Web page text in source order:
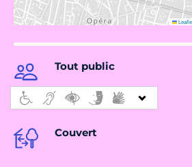
Tout public
Couvert